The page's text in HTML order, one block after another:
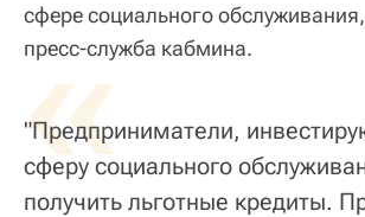
сфере социального
пресс-служба кабмина.
«
"Предприниматели,
сферу социального
получить льготные кредиты.